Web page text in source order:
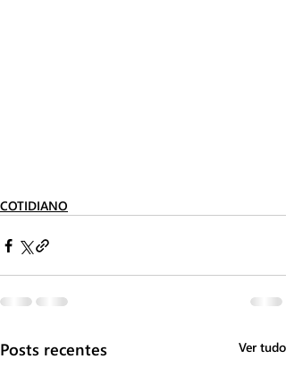
COTIDIANO
Posts recentes Ver tudo